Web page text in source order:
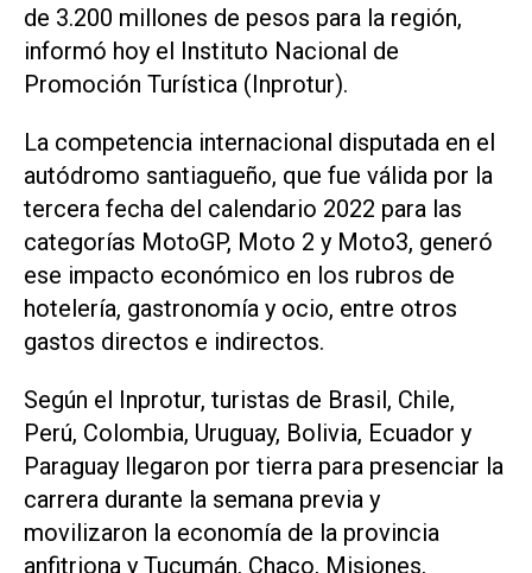
de 3.200 millones de pesos para la región,
informó hoy el Instituto Nacional de
Promoción Turística (Inprotur).
La competencia internacional disputada en el
autódromo santiagueño, que fue válida por la
tercera fecha del calendario 2022 para las
categorías MotoGP, Moto 2 y Moto3, generó
ese impacto económico en los rubros de
hotelería, gastronomía y ocio, entre otros
gastos directos e indirectos.
Según el Inprotur, turistas de Brasil, Chile,
Perú, Colombia, Uruguay, Bolivia, Ecuador y
Paraguay llegaron por tierra para presenciar la
carrera durante la semana previa y
movilizaron la economía de la provincia
anfitriona y Tucumán, Chaco, Misiones,